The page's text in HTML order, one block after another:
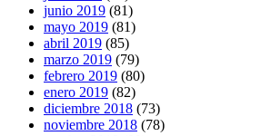
junio 2019 (81)
mayo 2019 (81)
abril 2019 (85)
marzo 2019 (79)
febrero 2019 (80)
enero 2019 (82)
diciembre 2018 (73)
noviembre 2018 (78)